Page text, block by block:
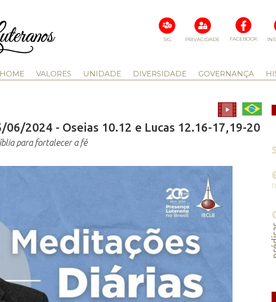
FACEBOOK
PRIVACIDADE
SIG
HOME VALORES UNIDADE DIVERSIDADE GOVERNANÇA
2024 - Oseias 10.12 e Lucas 12.16-17,19-20
para fortalecer a fé